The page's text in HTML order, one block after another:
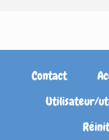
Contact
Utilisateur/